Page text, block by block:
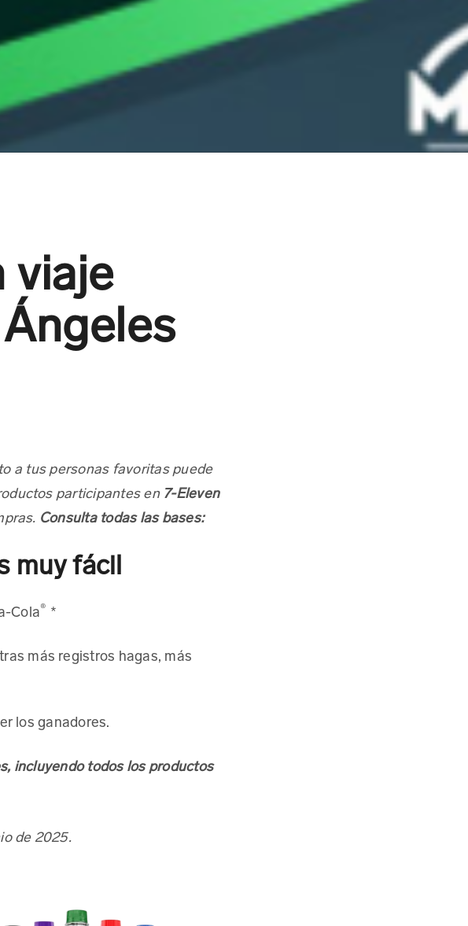
viaje
a tus personas favoritas puede
participantes en 7-Eleven
Consulta todas las bases:
muy fácil
Cola® *
más registros hagas, más
los ganadores.
incluyendo todos los productos
de 2025.